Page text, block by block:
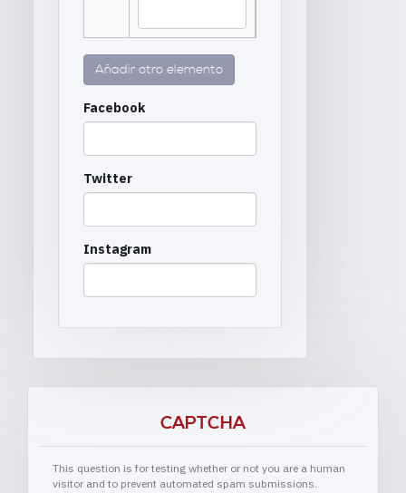
Añadir otro elemento
Facebook
Twitter
Instagram
CAPTCHA
This question is for testing whether or not you are a human
visitor and to prevent automated spam submissions.